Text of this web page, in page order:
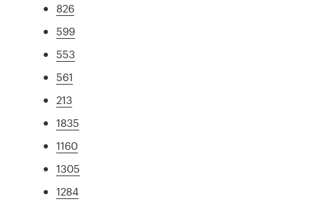
826
599
553
561
213
1835
1160
1305
1284